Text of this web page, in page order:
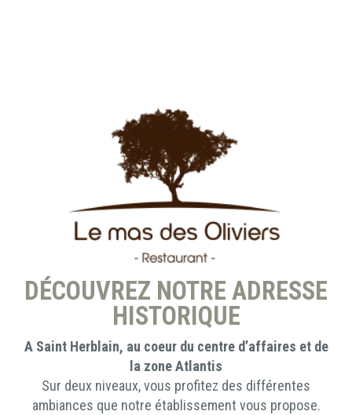
DÉCOUVREZ NOTRE ADRESSE
HISTORIQUE
A Saint Herblain, au coeur du centre d’affaires et de
la zone Atlantis
Sur deux niveaux, vous profitez des différentes
ambiances que notre établissement vous propose.